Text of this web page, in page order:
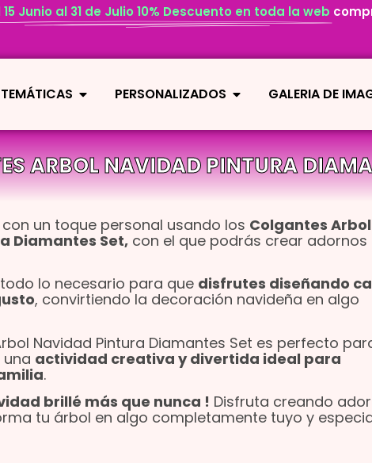
15 Junio al 31 de Julio 10% Descuento en toda la web
PERSONALIZADOS GALERIA DE
ARBOL NAVIDAD PINTURA
un toque personal usando los Colgantes Arbol
Diamantes Set,con el que podrás crear adornos
lo necesario para que disfrutes diseñando
, convirtiendo la decoración navideña en algo
Navidad Pintura Diamantes Set es perfecto
actividad creativa y divertida ideal para
.
brillé más que nunca ! Disfruta creando
tu árbol en algo completamente tuyo y